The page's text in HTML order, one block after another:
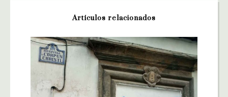
Artículos relacionados